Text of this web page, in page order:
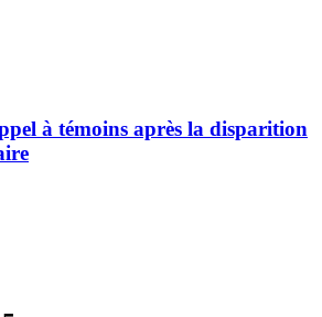
à témoins après la disparition